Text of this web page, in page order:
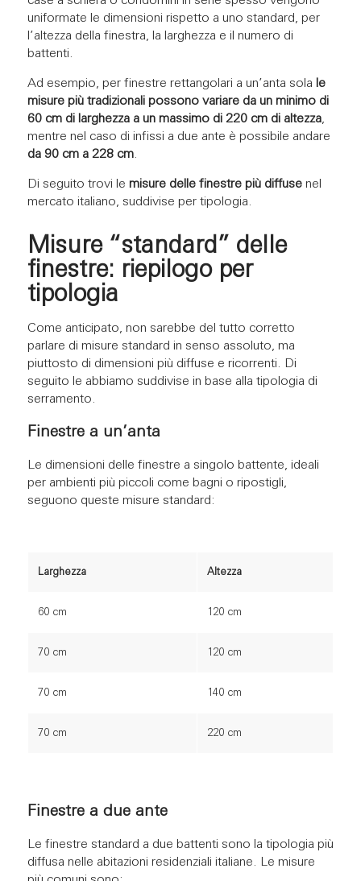
uniformate le dimensioni rispetto a uno standard, per
l’altezza della finestra, la larghezza e il numero di
battenti.
Ad esempio, per finestre rettangolari a un’anta sola le
misure più tradizionali possono variare da un minimo di
60 cm di larghezza a un massimo di 220 cm di altezza,
mentre nel caso di infissi a due ante è possibile andare
da 90 cm a 228 cm.
Di seguito trovi le misure delle finestre più diffusenel
mercato italiano, suddivise per tipologia.
Misure “standard” delle
finestre: riepilogo per
tipologia
Come anticipato, non sarebbe del tutto corretto
parlare di misure standard in senso assoluto, ma
piuttosto di dimensioni più diffuse e ricorrenti. Di
seguito le abbiamo suddivise in base alla tipologia di
serramento.
Finestre a un’anta
Le dimensioni delle finestre a singolo battente, ideali
per ambienti più piccoli come bagni o ripostigli,
seguono queste misure standard:
Larghezza Altezza
60 cm 120 cm
70 cm 120 cm
70 cm 140 cm
70 cm 220 cm
Finestre a due ante
Le finestre standard a due battenti sono la tipologia più
diffusa nelle abitazioni residenziali italiane. Le misure